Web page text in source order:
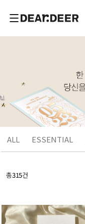
ALL ESSENTIAL
총315건